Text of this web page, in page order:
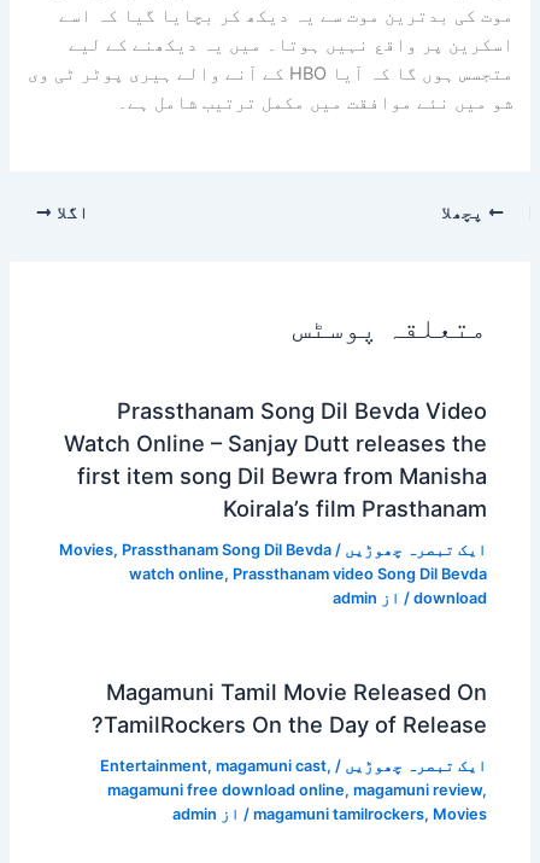
موت کی بدترین موت سے یہ دیکھ کر بچایا گیا کہ اسے
اسکرین پر واقع نہیں ہوتا۔ میں یہ دیکھنے کے لیے
متجسس ہوں گا کہ آیا HBO کے آنے والے ہیری پوٹر ٹی وی
شو میں نئے موافقت میں مکمل ترتیب شامل ہے۔
پچھلا اگلا
متعلقہ پوسٹس
Prassthanam Song Dil Bevda Video
Watch Online – Sanjay Dutt releases the
first item song Dil Bewra from Manisha
Koirala’s film Prasthanam
ایک تبصرہ چھوڑیں /
Movies, Prassthanam Song Dil Bevda
watch online, Prassthanam video Song Dil Bevda
download / از admin
Magamuni Tamil Movie Released On
TamilRockers On the Day of Release?
ایک تبصرہ چھوڑیں /
Entertainment, magamuni cast,
magamuni free download online, magamuni review,
magamuni tamilrockers, Movies / از admin